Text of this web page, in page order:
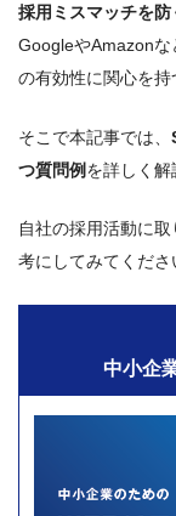
採用ミスマッチを
GoogleやAmazonな
の有効性に関心を持
そこで本記事では、
つ質問例を詳しく解
自社の採用活動に
考にしてみてくださ
中小企